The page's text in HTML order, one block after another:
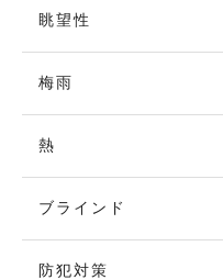
眺望性
梅雨
熱
ブラインド
防犯対策